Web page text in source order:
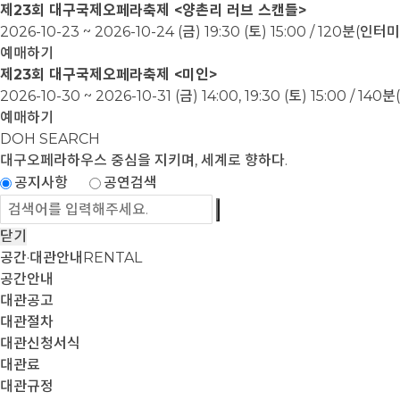
제23회 대구국제오페라축제 <양촌리 러브 스캔들>
2026-10-23 ~ 2026-10-24 (금) 19:30 (토) 15:00 / 120분(인터
예매하기
제23회 대구국제오페라축제 <미인>
2026-10-30 ~ 2026-10-31 (금) 14:00, 19:30 (토) 15:00 / 140분
예매하기
DOH SEARCH
대구오페라하우스 중심을 지키며, 세계로 향하다.
공지사항
공연검색
닫기
공간·대관안내 RENTAL
공간안내
대관공고
대관절차
대관신청서식
대관료
대관규정